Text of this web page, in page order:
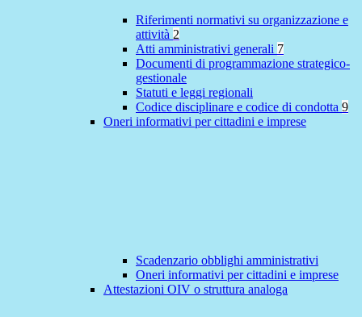
Riferimenti normativi su organizzazione e
attività 2
Atti amministrativi generali 7
Documenti di programmazione strategico-
gestionale
Statuti e leggi regionali
Codice disciplinare e codice di condotta 9
Oneri informativi per cittadini e imprese
Scadenzario obblighi amministrativi
Oneri informativi per cittadini e imprese
Attestazioni OIV o struttura analoga